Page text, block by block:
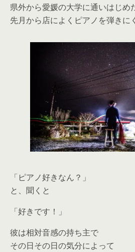
県外から愛媛の大学に通いはじめ
先月から店によくピアノを弾きに
「ピアノ好きなん？」
と、聞くと
「好きです！」
彼は相対音感の持ち主で
その日その日の気分によって